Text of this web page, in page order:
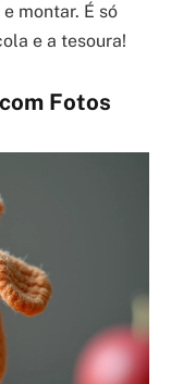
montar. É só
e a tesoura!
Fotos